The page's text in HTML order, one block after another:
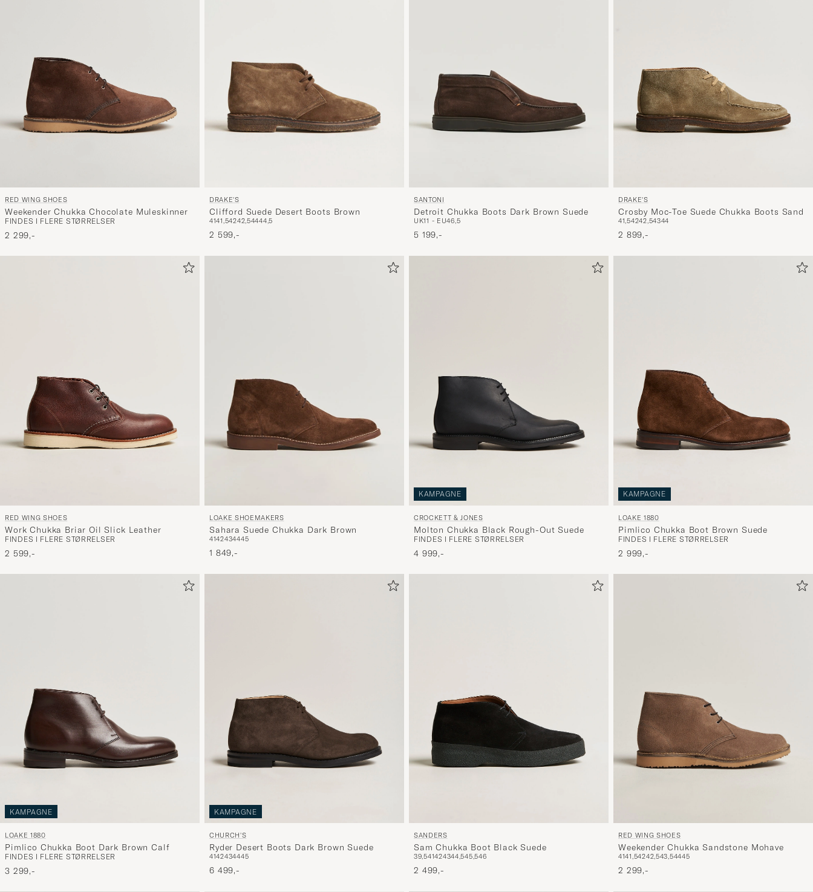
RED WING SHOES
Weekender Chukka Chocolate Muleskinner
FINDES I FLERE STØRRELSER
2 299,-
DRAKE'S
Clifford Suede Desert Boots Brown
4141,54242,54444,5
2 599,-
SANTONI
Detroit Chukka Boots Dark Brown Suede
UK11 - EU46,5
5 199,-
DRAKE'S
Crosby Moc-Toe Suede Chukka Boots Sand
41,54242,54344
2 899,-
RED WING SHOES
Work Chukka Briar Oil Slick Leather
FINDES I FLERE STØRRELSER
2 599,-
LOAKE SHOEMAKERS
Sahara Suede Chukka Dark Brown
4142434445
1 849,-
KAMPAGNE
CROCKETT & JONES
Molton Chukka Black Rough-Out Suede
FINDES I FLERE STØRRELSER
4 999,-
KAMPAGNE
LOAKE 1880
Pimlico Chukka Boot Brown Suede
FINDES I FLERE STØRRELSER
2 999,-
KAMPAGNE
LOAKE 1880
Pimlico Chukka Boot Dark Brown Calf
FINDES I FLERE STØRRELSER
3 299,-
KAMPAGNE
CHURCH'S
Ryder Desert Boots Dark Brown Suede
4142434445
6 499,-
SANDERS
Sam Chukka Boot Black Suede
39,541424344,545,546
2 499,-
RED WING SHOES
Weekender Chukka Sandstone Mohave
4141,54242,543,54445
2 299,-